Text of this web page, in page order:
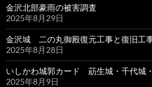
金沢北部豪雨の被害調査
2025年8月29日
金沢城 二の丸御殿復元工事と復旧工
2025年8月28日
いしかわ城郭カード 莇生城・千代城
2025年8月9日